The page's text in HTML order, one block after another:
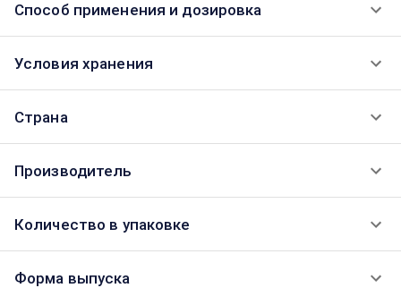
Способ применения и дозировка
Условия хранения
Страна
Производитель
Количество в упаковке
Форма выпуска